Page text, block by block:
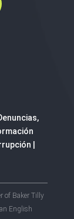
of Baker Tilly
English